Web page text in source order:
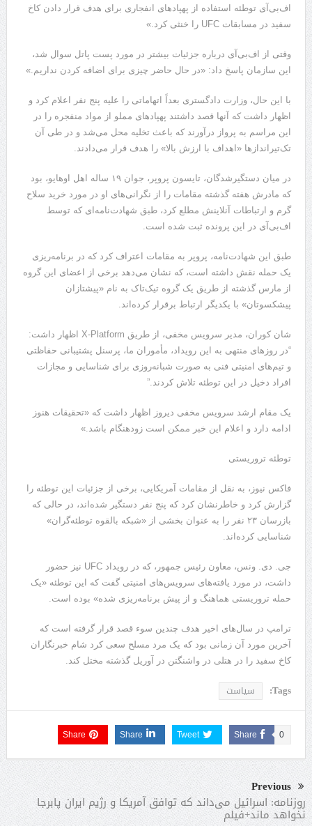
اف‌بی‌آی توطئه استفاده از پهپادهای انفجاری برای هدف قرار دادن کاخ
سفید در مسابقات UFC را خنثی کرد.»
وقتی از اف‌بی‌آی درباره جزئیات بیشتر در مورد پست پاتل سوال شد،
این سازمان پاسخ داد: «در حال حاضر چیزی برای اضافه کردن نداریم.»
با این حال، وزارت دادگستری بعداً اتهاماتی را علیه پنج نفر اعلام کرد و
اظهار داشت که آنها قصد داشتند پهپادهای مملو از مواد منفجره را در
این مراسم به پرواز درآورند که باعث تخلیه محل می‌شد و در طی آن
تک‌تیراندازها «اهداف با ارزش بالا» را هدف قرار می‌دادند.
در میان دستگیرشدگان، تایسون پروپر، جوان ۱۹ ساله اهل اوهایو، بود
که مادرش هفته گذشته مقامات را از نگرانی‌های او در مورد خرید سلاح
گرم و ارتباطات آنلاینش مطلع کرد، طبق شهادت‌نامه‌ای که توسط
اف‌بی‌آی در این پرونده ثبت شده است.
طبق این شهادت‌نامه، پروپر به مقامات اعتراف کرد که در برنامه‌ریزی
یک حمله نقش داشته است، که نشان می‌دهد برخی از اعضای این گروه
از مارس گذشته از طریق یک گروه تیک‌تاک به نام «پیشتازان
پیشکسوتان» با یکدیگر ارتباط برقرار کرده‌اند.
شان کوران، مدیر سرویس مخفی، از طریق X-Platform اظهار داشت:
“در روزهای منتهی به این رویداد، مأموران ما، پرسنل پشتیبانی حفاظتی
و تیم‌های امنیتی فنی به صورت شبانه‌روزی برای شناسایی و مجازات
افراد دخیل در این توطئه تلاش کردند.”
یک مقام ارشد سرویس مخفی دیروز اظهار داشت که «تحقیقات هنوز
ادامه دارد و اعلام این خبر ممکن است زودهنگام باشد.»
توطئه تروریستی
فاکس نیوز، به نقل از مقامات آمریکایی، برخی از جزئیات این توطئه را
گزارش کرد و خاطرنشان کرد که پنج نفر دستگیر شده‌اند، در حالی که
بازرسان ۲۳ نفر را به عنوان بخشی از «شبکه بالقوه توطئه‌گران»
شناسایی کرده‌اند.
جی. دی. ونس، معاون رئیس جمهور، که در رویداد UFC نیز حضور
داشت، در مورد یافته‌های سرویس‌های امنیتی گفت که این توطئه «یک
حمله تروریستی هماهنگ و از پیش برنامه‌ریزی شده» بوده است.
ترامپ در سال‌های اخیر هدف چندین سوء قصد قرار گرفته است که
آخرین مورد آن زمانی بود که یک مرد مسلح سعی کرد شام خبرنگاران
کاخ سفید را در هتلی در واشنگتن در آوریل گذشته مختل کند.
Tags: سیاست
Share 0
Tweet
Share
Share
Previous
روزنامه: اسرائیل می‌داند که توافق آمریکا و رژیم ایران پابرجا
نخواهد ماند+فیلم